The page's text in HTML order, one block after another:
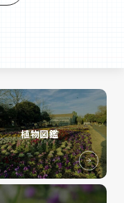
植物図鑑